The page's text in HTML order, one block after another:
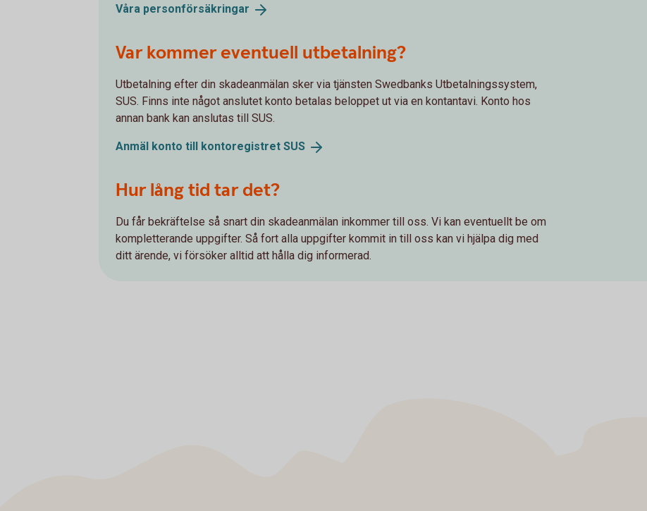
Våra personförsäkringar
Var kommer eventuell utbetalning?
Utbetalning efter din skadeanmälan sker via tjänsten Swedbanks Utbetalningssystem,
SUS. Finns inte något anslutet konto betalas beloppet ut via en kontantavi. Konto hos
annan bank kan anslutas till SUS.
Anmäl konto till kontoregistret SUS
Hur lång tid tar det?
Du får bekräftelse så snart din skadeanmälan inkommer till oss. Vi kan eventuellt be om
kompletterande uppgifter. Så fort alla uppgifter kommit in till oss kan vi hjälpa dig med
ditt ärende, vi försöker alltid att hålla dig informerad.